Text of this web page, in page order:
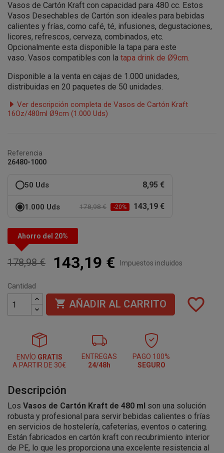
Vasos de Cartón Kraft con capacidad para 480 cc. Estos
Vasos Desechables de Cartón son ideales para bebidas
calientes y frías, como café, té, infusiones, degustaciones,
licores, refrescos, cerveza, combinados, etc.
Opcionalmente esta disponible la tapa para este
vaso. Vasos compatibles con la tapa drink de Ø9cm.
Disponible a la venta en cajas de 1.000 unidades,
distribuidas en 20 paquetes de 50 unidades.
Ver descripción completa de Vasos de Cartón Kraft
16Oz/480ml Ø9cm (1.000 Uds)
Referencia
26480-1000
50 Uds 8,95 €
1.000 Uds 178,98 € -20% 143,19 €
Ahorro del 20%
178,98 € 143,19 € Impuestos incluidos
Cantidad
 AÑADIR AL CARRITO favorite_border
ENVÍO GRATIS
A PARTIR DE 30€
ENTREGAS
24/48h
PAGO 100%
SEGURO
Descripción
Los Vasos de Cartón Kraft de 480 ml son una solución
robusta y profesional para servir bebidas calientes o frías
en servicios de hostelería, cafeterías, eventos o catering.
Están fabricados en cartón kraft con recubrimiento interior
de PE, lo que les proporciona una excelente resistencia al